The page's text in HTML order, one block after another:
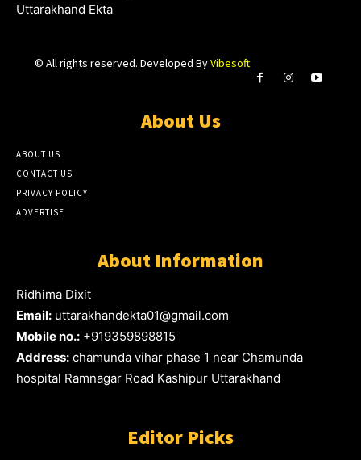
Uttarakhand Ekta
© All rights reserved. Developed ByVibesoft
About Us
ABOUT US
CONTACT US
PRIVACY POLICY
ADVERTISE
About Information
Ridhima Dixit
Email: uttarakhandekta01@gmail.com
Mobile no.: +919359898815
Address: chamunda vihar phase 1 near Chamunda
hospital Ramnagar Road Kashipur Uttarakhand
Editor Picks